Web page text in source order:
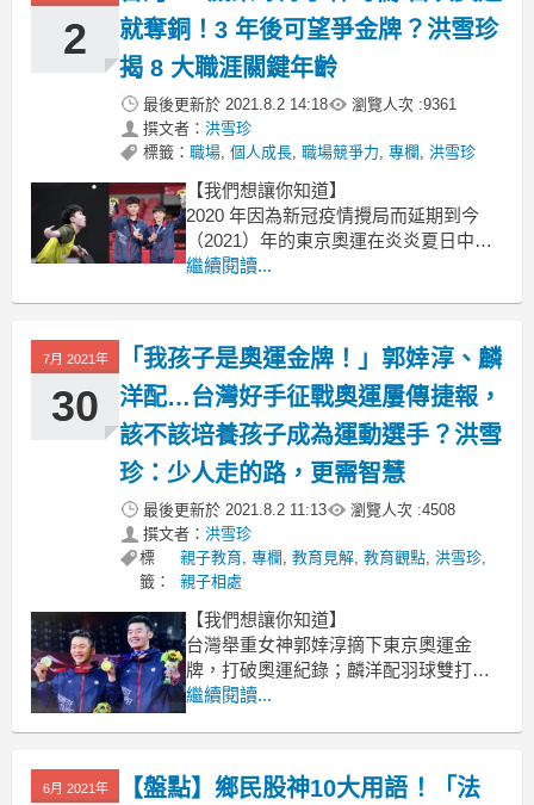
文 / 洪雪珍
我演講的場次不多，今天
2
就奪銅！3 年後可望爭金牌？洪雪珍
揭 8 大職涯關鍵年齡
最後更新於 2021.8.2 14:18 瀏覽人次 :9361
撰文者： 洪雪珍
標籤： 職場, 個人成長, 職場競爭力, 專欄 , 洪雪珍
【我們想讓你知道】
2020 年因為新冠疫情攪局而延期到今
（2021）年的東京奧運在炎炎夏日中正
式拉開序幕，四年一次的體育盛典引發
中在桌球領域展露頭角、年僅 19 歲的林
昀儒備受矚目，首回參加奧運的他竟一
路過關斬將打進四強賽，
繼續閱讀...
7月 2021年
30
「我孩子是奧運金牌！」郭婞淳、麟
洋配…台灣好手征戰奧運屢傳捷報，
該不該培養孩子成為運動選手？洪雪
珍：少人走的路，更需智慧
最後更新於 2021.8.2 11:13 瀏覽人次 :4508
撰文者： 洪雪珍
標
籤：
親子教育,專欄 ,教育見解,教育觀點,洪雪珍,
親子相處
【我們想讓你知道】
台灣舉重女神郭婞淳摘下東京奧運金
牌，打破奧運紀錄；麟洋配羽球雙打，
打垮世界前幾大好手，金牌入袋；柔道
國爭光，而在那每個風光無限的背後，
刻畫著的是，一個個辛勤奮鬥、滿是傷
繼續閱讀...
6月 2021年
【盤點】鄉民股神10大用語！「法